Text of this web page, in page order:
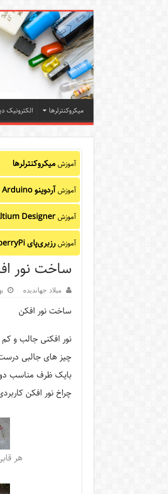
میکروکنترلرها الکترونیک
آموزشمیکروکنترلرها
آموزشآردوینو Arduino
آموزشDesigner
آموزشرزبری‌پای RaspberryPi
ساخت نور
میلاد جهاندیده
ساخت نور افکن
نور افکنی جالب و
چیز های جالبی
بایک ظرف مناسب
چراخ نور افکن
هر